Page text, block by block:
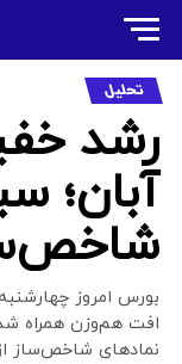
تحلیل
آبان؛
افت هم‌وزن همراه
نمادهای شاخص‌ساز